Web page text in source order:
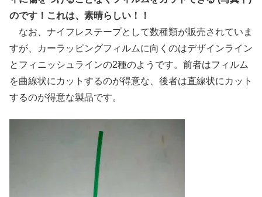
のです！これは、素晴らしい！！
なお、ナイフレステープとして数種類が販売されていま
すが、カーラッピングフィルムに向くのはデザインライン
とフィニッシュラインの2種のようです。前者はフィルム
を曲線状にカットするのが得意な、後者は直線状にカット
するのが得意な製品です。